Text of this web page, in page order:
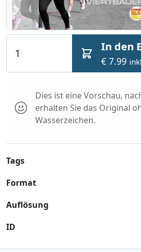
In den
€ 7.99
Dies ist eine Vorschau,
erhalten Sie das Original
Wasserzeichen.
Tags
Format
Auflösung
ID